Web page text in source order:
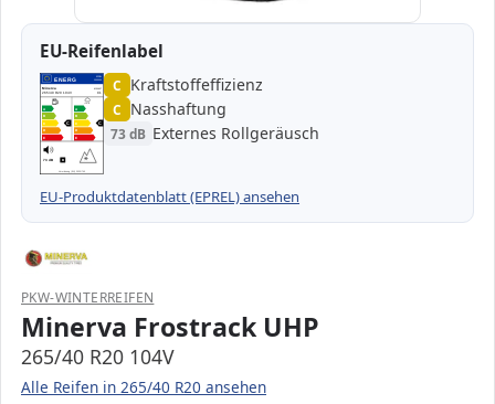
EU-Reifenlabel
ENERG 1000000
Minerva MW417
265/40 R20 104V C1
A
B
C
C
D
E
A
B
C
C
D
E
73 dB B
Verordnung (EU) 2020/740
C Kraftstoffeffizienz
C Nasshaftung
73 dB Externes Rollgeräusch
EU-Produktdatenblatt (EPREL) ansehen
PKW-WINTERREIFEN
Minerva Frostrack UHP
265/40 R20 104V
Alle Reifen in 265/40 R20 ansehen